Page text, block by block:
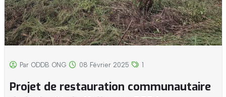
Par ODDB ONG 08 Février 2025 1
Projet de restauration communautaire